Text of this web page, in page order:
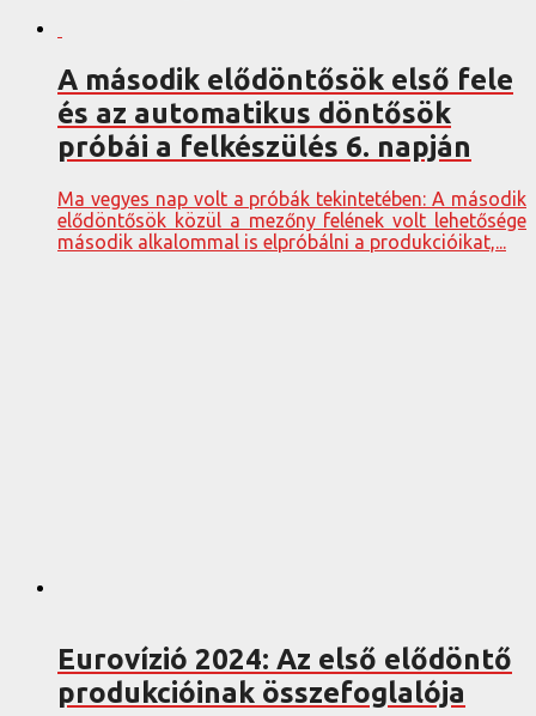
A második elődöntősök első fele
és az automatikus döntősök
próbái a felkészülés 6. napján
Ma vegyes nap volt a próbák tekintetében: A második
elődöntősök közül a mezőny felének volt lehetősége
második alkalommal is elpróbálni a produkcióikat,...
Eurovízió 2024: Az első elődöntő
produkcióinak összefoglalója